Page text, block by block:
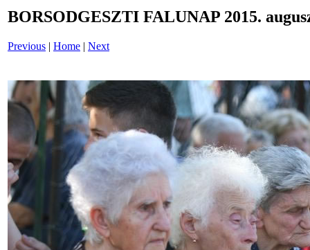
BORSODGESZTI FALUNAP 2015.
Previous | Home | Next